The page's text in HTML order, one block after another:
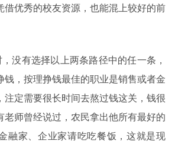
借优秀的校友资源，也能混上较好的前
没有选择以上两条路径中的任一条，
，按理挣钱最佳的职业是销售或者金
定需要很长时间去熬过钱这关，钱很
老师曾经说过，农民拿出他所有最好的
融家、企业家请吃吃餐饭，这就是现